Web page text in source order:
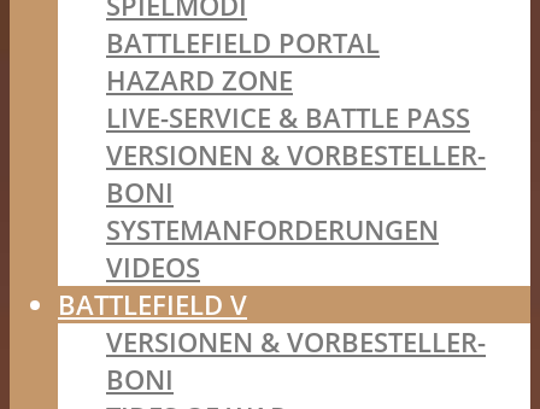
BATTLEFIELD PORTAL
HAZARD ZONE
LIVE-SERVICE & BATTLE PASS
VERSIONEN & VORBESTELLER-
BONI
SYSTEMANFORDERUNGEN
VIDEOS
BATTLEFIELD V
VERSIONEN & VORBESTELLER-
BONI